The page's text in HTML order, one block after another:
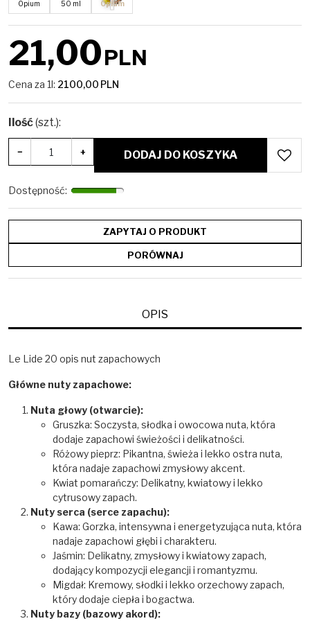
Opium
50 ml
Opium
21,00PLN
Cena za 1l: 2100,00 PLN
Ilość(szt.):
− + DODAJ DO KOSZYKA
Dostępność:
ZAPYTAJ O PRODUKT
PORÓWNAJ
OPIS
Le Lide 20 opis nut zapachowych
Główne nuty zapachowe:
Nuta głowy (otwarcie):
Gruszka: Soczysta, słodka i owocowa nuta, która
dodaje zapachowi świeżości i delikatności.
Różowy pieprz: Pikantna, świeża i lekko ostra nuta,
która nadaje zapachowi zmysłowy akcent.
Kwiat pomarańczy: Delikatny, kwiatowy i lekko
cytrusowy zapach.
Nuty serca (serce zapachu):
Kawa: Gorzka, intensywna i energetyzująca nuta, która
nadaje zapachowi głębi i charakteru.
Jaśmin: Delikatny, zmysłowy i kwiatowy zapach,
dodający kompozycji elegancji i romantyzmu.
Migdał: Kremowy, słodki i lekko orzechowy zapach,
który dodaje ciepła i bogactwa.
Nuty bazy (bazowy akord):